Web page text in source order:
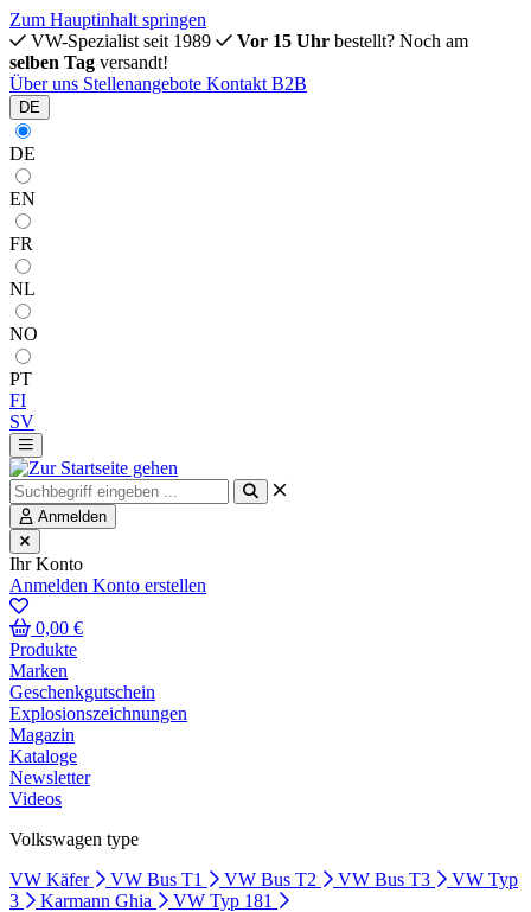
Zum Hauptinhalt springen
VW-Spezialist seit 1989
Vor 15 Uhr bestellt? Noch am
selben Tag versandt!
Über uns Stellenangebote Kontakt B2B
DE
DE
EN
FR
NL
NO
PT
FI
SV
Anmelden
Ihr Konto
Anmelden Konto erstellen
0,00 €
Produkte
Marken
Geschenkgutschein
Explosionszeichnungen
Magazin
Kataloge
Newsletter
Videos
Volkswagen type
VW Käfer
VW Bus T1 VW Bus T2 VW Bus T3
VW Typ
3
Karmann Ghia VW Typ 181